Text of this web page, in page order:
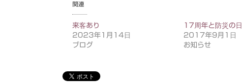
関連
来客あり
2023年1月14日
ブログ
17周年と防災の日
2017年9月1日
お知らせ